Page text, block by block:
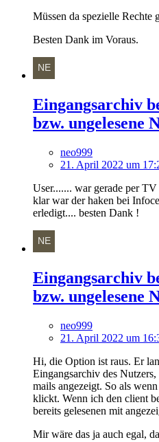
Müssen da spezielle Rechte
Besten Dank im Voraus.
Eingangsarchiv
bzw. ungelesene
neo999
21. April 2022 um
User....... war gerade per
klar war der haken bei
erledigt.... besten Dank !
Eingangsarchiv
bzw. ungelesene
neo999
21. April 2022 um
Hi, die Option ist raus. Er
Eingangsarchiv des
mails angezeigt. So als
klickt. Wenn ich den client
bereits gelesenen mit
Mir wäre das ja auch egal,